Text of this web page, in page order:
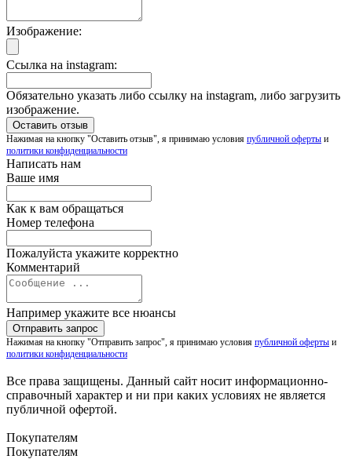
Изображение:
Ссылка на instagram:
Обязательно указать либо ссылку на instagram, либо загрузить
изображение.
Нажимая на кнопку "Оставить отзыв", я принимаю условия публичной оферты и
политики конфиденциальности
Написать нам
Ваше имя
Как к вам обращаться
Номер телефона
Пожалуйста укажите корректно
Комментарий
Например укажите все нюансы
Нажимая на кнопку "Отправить запрос", я принимаю условия публичной оферты и
политики конфиденциальности
Все права защищены. Данный сайт носит информационно-
справочный характер и ни при каких условиях не является
публичной офертой.
Покупателям
Покупателям